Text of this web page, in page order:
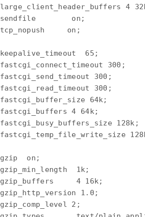
large_client_header_buffers 4
sendfile        on;
tcp_nopush     on;
keepalive_timeout  65;
fastcgi_connect_timeout 300;
fastcgi_send_timeout 300;
fastcgi_read_timeout 300;
fastcgi_buffer_size 64k;
fastcgi_buffers 4 64k;
fastcgi_busy_buffers_size 128k;
fastcgi_temp_file_write_size
gzip  on;
gzip_min_length  1k;
gzip_buffers     4 16k;
gzip_http_version 1.0;
gzip_comp_level 2;